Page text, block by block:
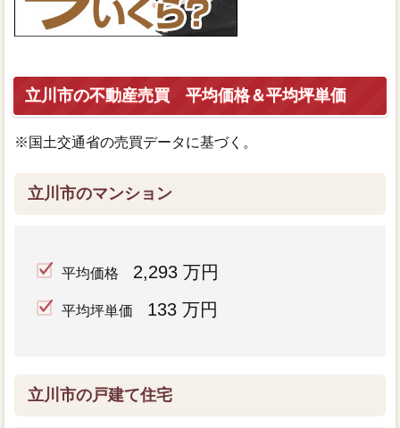
立川市の不動産売買 平均価格＆平均坪単価
※国土交通省の売買データに基づく。
立川市のマンション
平均価格 2,293 万円
平均坪単価 133 万円
立川市の戸建て住宅